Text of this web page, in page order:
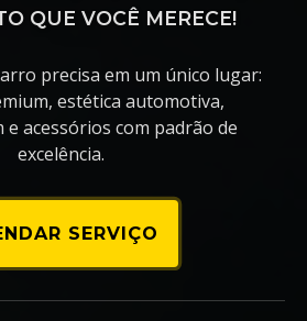
QUE VOCÊ MERECE!
precisa em um único lugar:
estética automotiva,
e acessórios com padrão de
excelência.
SERVIÇO